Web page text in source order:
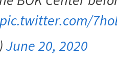
pic.twitter.com/
June 20, 2020